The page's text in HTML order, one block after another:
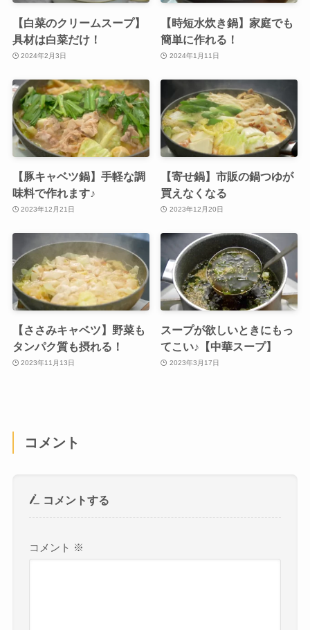
【白菜のクリームスープ】
具材は白菜だけ！
2024年2月3日
【時短水炊き鍋】家庭でも
簡単に作れる！
2024年1月11日
【豚キャベツ鍋】手軽な調
味料で作れます♪
2023年12月21日
【寄せ鍋】市販の鍋つゆが
買えなくなる
2023年12月20日
【ささみキャベツ】野菜も
タンパク質も摂れる！
2023年11月13日
スープが欲しいときにもっ
てこい♪【中華スープ】
2023年3月17日
コメント
コメントする
コメント ※